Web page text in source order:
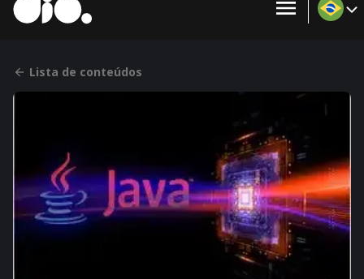
Lista de conteúdos